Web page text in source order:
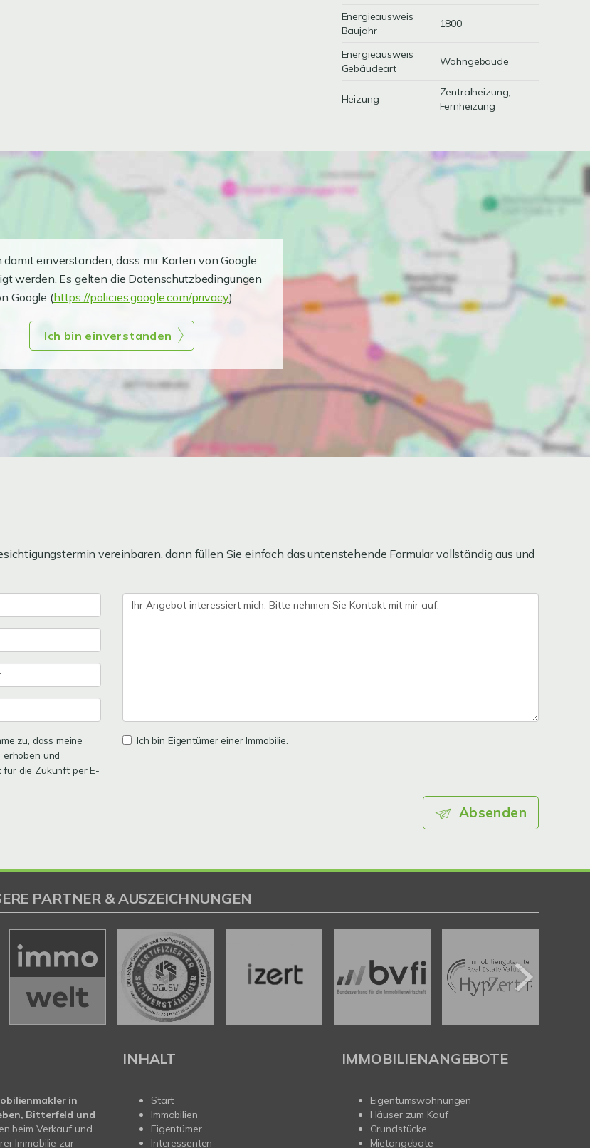
Energieausweis
Baujahr
1800
Energieausweis
Gebäudeart
Wohngebäude
Heizung
Zentralheizung,
Fernheizung
damit einverstanden, dass mir Karten von Google
werden. Es gelten die Datenschutzbedingungen
Google (https://policies.google.com/privacy).
Ich bin einverstanden
vereinbaren, dann füllen Sie einfach das untenstehende Formular vollständig aus und
zu, dass meine
und
für die Zukunft per E-
Ich bin Eigentümer einer Immobilie.
Absenden
PARTNER & AUSZEICHNUNGEN
in
Bitterfeld und
beim Verkauf und
Immobilie zur
INHALT
Start
Immobilien
Eigentümer
Interessenten
IMMOBILIENANGEBOTE
Eigentumswohnungen
Häuser zum Kauf
Grundstücke
Mietangebote